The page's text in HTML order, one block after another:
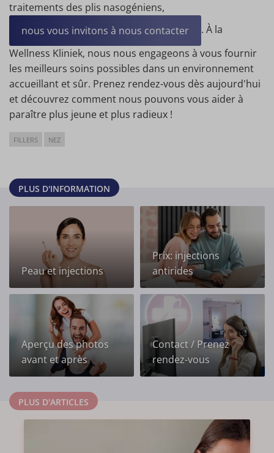
traitements des plis nasogéniens,
nous vous invitons à nous contacter
. À la
Wellness Kliniek, nous nous engageons à vous fournir
les meilleurs soins possibles dans un environnement
accueillant et sûr. Prenez rendez-vous dès aujourd'hui
et découvrez comment nous pouvons vous aider à
paraître plus jeune et plus radieux !
FILLERS NEZ
PLUS D'INFORMATION
Peau et injections
Prix: injections
antirides
Aperçu des photos
avant et après
Contact / Prenez
rendez-vous
PLUS D'ARTICLES